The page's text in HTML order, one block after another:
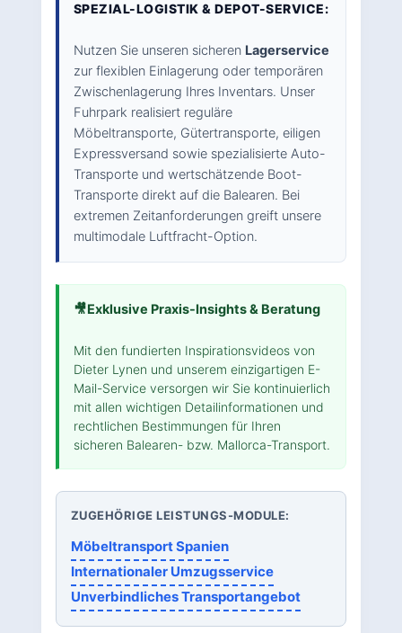
SPEZIAL-LOGISTIK & DEPOT-SERVICE:
Nutzen Sie unseren sicheren Lagerservice
zur flexiblen Einlagerung oder temporären
Zwischenlagerung Ihres Inventars. Unser
Fuhrpark realisiert reguläre
Möbeltransporte, Gütertransporte, eiligen
Expressversand sowie spezialisierte Auto-
Transporte und wertschätzende Boot-
Transporte direkt auf die Balearen. Bei
extremen Zeitanforderungen greift unsere
multimodale Luftfracht-Option.
🎥Exklusive Praxis-Insights & Beratung
Mit den fundierten Inspirationsvideos von
Dieter Lynen und unserem einzigartigen E-
Mail-Service versorgen wir Sie kontinuierlich
mit allen wichtigen Detailinformationen und
rechtlichen Bestimmungen für Ihren
sicheren Balearen- bzw. Mallorca-Transport.
ZUGEHÖRIGE LEISTUNGS-MODULE:
Möbeltransport Spanien
Internationaler Umzugsservice
Unverbindliches Transportangebot